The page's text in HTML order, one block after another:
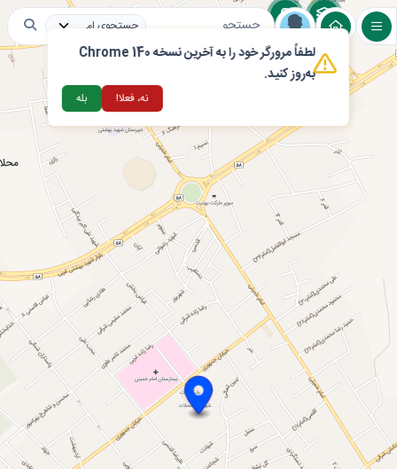
لطفاً مرورگر خود را به آخرین نسخه Chrome 140
به‌روز کنید.
نه، فعلا! بله